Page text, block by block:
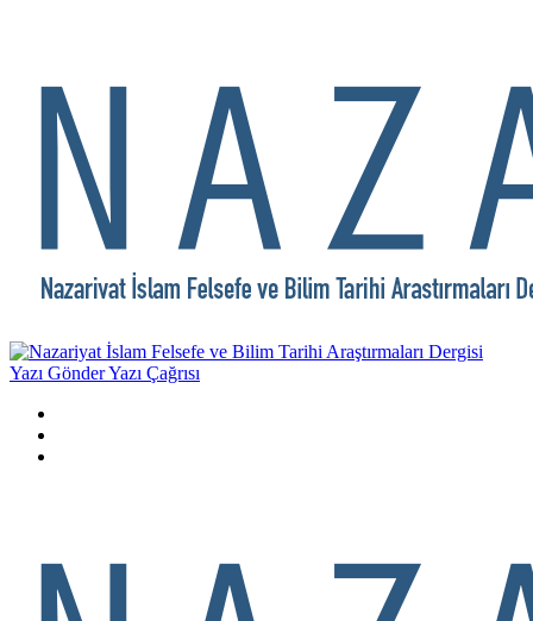
Yazı GönderYazı Çağrısı